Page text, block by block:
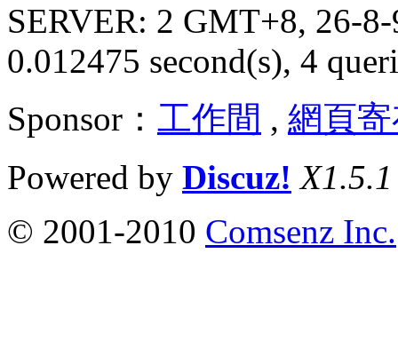
SERVER: 2 GMT+8, 26-
0.012475 second(s), 4
Sponsor： 工作間 , 網頁
Powered by Discuz! X1.5.1
© 2001-2010 Comsenz Inc.